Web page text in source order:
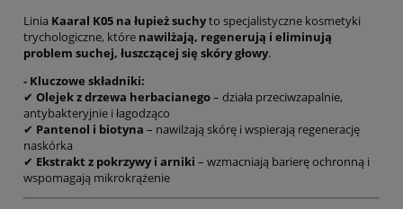
Linia Kaaral K05 na łupież suchyto specjalistyczne kosmetyki
trychologiczne, które nawilżają, regenerują i eliminują
problem suchej, łuszczącej się skóry głowy.
- Kluczowe składniki:
✔ Olejek z drzewa herbacianego– działa przeciwzapalnie,
antybakteryjnie i łagodząco
✔ Pantenol i biotyna – nawilżają skórę i wspierają regenerację
naskórka
✔ Ekstrakt z pokrzywy i arniki – wzmacniają barierę ochronną i
wspomagają mikrokrążenie